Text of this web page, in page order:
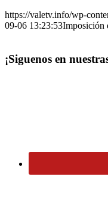
https://valetv.info/wp-
09-06 13:23:53Imposición
¡Siguenos en